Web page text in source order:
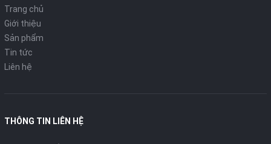
Trang chủ
Giới thiệu
Sản phẩm
Tin tức
Liên hệ
THÔNG TIN LIÊN HỆ